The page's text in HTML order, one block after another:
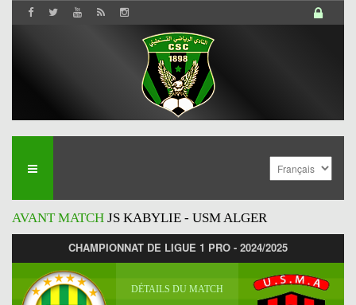
AVANT MATCH JS KABYLIE - USM ALGER
CHAMPIONNAT DE LIGUE 1 PRO - 2024/2025
DÉTAILS DU MATCH